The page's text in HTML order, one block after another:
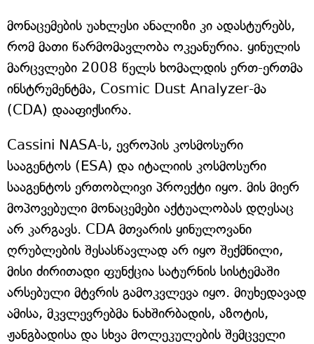
მონაცემების უახლესი ანალიზი კი ადასტურებს,
რომ მათი წარმომავლობა ოკეანურია. ყინულის
მარცვლები 2008 წელს ხომალდის ერთ-ერთმა
ინსტრუმენტმა, Cosmic Dust Analyzer-მა
(CDA) დააფიქსირა.
Cassini NASA-ს, ევროპის კოსმოსური
სააგენტოს (ESA) და იტალიის კოსმოსური
სააგენტოს ერთობლივი პროექტი იყო. მის მიერ
მოპოვებული მონაცემები აქტუალობას დღესაც
არ კარგავს. CDA მთვარის ყინულოვანი
ღრუბლების შესასწავლად არ იყო შექმნილი,
მისი ძირითადი ფუნქცია სატურნის სისტემაში
არსებული მტვრის გამოკვლევა იყო. მიუხედავად
ამისა, მკვლევრებმა ნახშირბადის, აზოტის,
ჟანგბადისა და სხვა მოლეკულების შემცველი